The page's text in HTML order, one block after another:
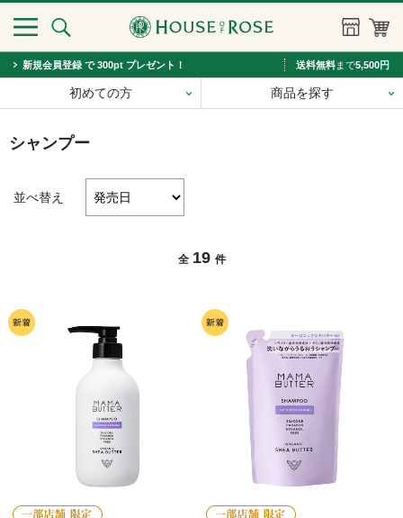
新規会員登録 で 300pt プレゼント！ 送料無料まで5,500円
初めての方 商品を探す
シャンプー
並べ替え
全 19 件